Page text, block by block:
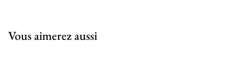
Vous aimerez aussi